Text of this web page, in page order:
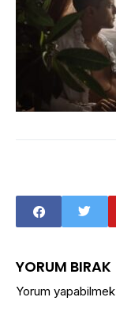
YORUM BIRAK
Yorum